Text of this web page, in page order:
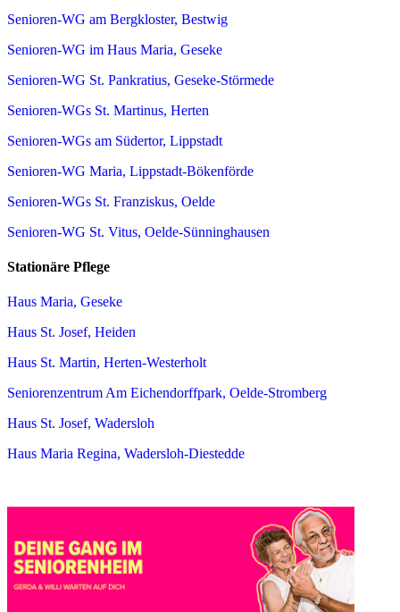
Senioren-WG am Bergkloster, Bestwig
Senioren-WG im Haus Maria, Geseke
Senioren-WG St. Pankratius, Geseke-Störmede
Senioren-WGs St. Martinus, Herten
Senioren-WGs am Südertor, Lippstadt
Senioren-WG Maria, Lippstadt-Bökenförde
Senioren-WGs St. Franziskus, Oelde
Senioren-WG St. Vitus, Oelde-Sünninghausen
Stationäre Pflege
Haus Maria, Geseke
Haus St. Josef, Heiden
Haus St. Martin, Herten-Westerholt
Seniorenzentrum Am Eichendorffpark, Oelde-Stromberg
Haus St. Josef, Wadersloh
Haus Maria Regina, Wadersloh-Diestedde